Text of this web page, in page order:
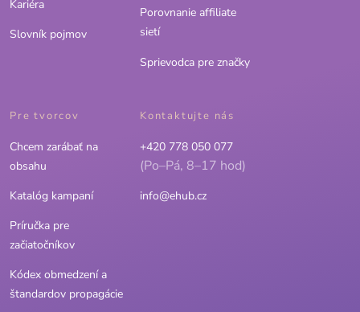
Kariéra
Slovník pojmov
Porovnanie affiliate
sietí
Sprievodca pre značky
Pre tvorcov
Chcem zarábať na
obsahu
Katalóg kampaní
Príručka pre
začiatočníkov
Kódex obmedzení a
štandardov propagácie
Kontaktujte nás
+420 778 050 077
(Po–Pá, 8–17 hod)
info@ehub.cz